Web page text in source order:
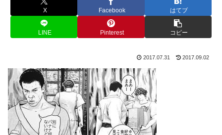
X Facebook はてブ
LINE Pinterest コピー
2017.07.31 2017.09.02